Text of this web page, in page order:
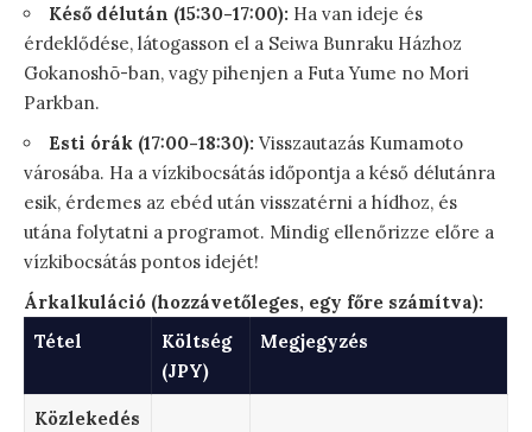
Késő délután (15:30-17:00): Ha van ideje és
érdeklődése, látogasson el a Seiwa Bunraku Házhoz
Gokanoshō-ban, vagy pihenjen a Futa Yume no Mori
Parkban.
Esti órák (17:00-18:30): Visszautazás Kumamoto
városába. Ha a vízkibocsátás időpontja a késő délutánra
esik, érdemes az ebéd után visszatérni a hídhoz, és
utána folytatni a programot. Mindig ellenőrizze előre a
vízkibocsátás pontos idejét!
Árkalkuláció (hozzávetőleges, egy főre számítva):
Tétel
Költség
(JPY)
Megjegyzés
Közlekedés